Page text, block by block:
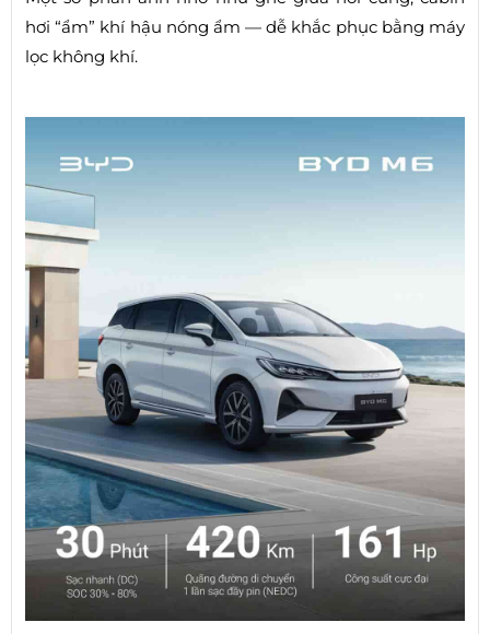
hơi “ẩm” khí hậu nóng ẩm — dễ khắc phục bằng máy
lọc không khí.